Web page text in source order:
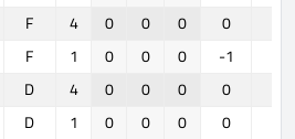
F 4 0 0 0 0
F 1 0 0 0 -1
D 4 0 0 0 0
D 1 0 0 0 0